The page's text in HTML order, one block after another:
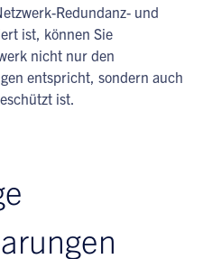
Redundanz- und
ist, können Sie
nicht nur den
entspricht, sondern auch
ist.